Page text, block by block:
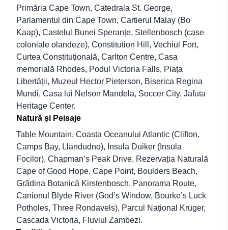
Primăria Cape Town, Catedrala St. George,
Parlamentul din Cape Town, Cartierul Malay (Bo
Kaap), Castelul Bunei Speranțe, Stellenbosch (case
coloniale olandeze), Constitution Hill, Vechiul Fort,
Curtea Constituțională, Carlton Centre, Casa
memorială Rhodes, Podul Victoria Falls, Piața
Libertății, Muzeul Hector Pieterson, Biserica Regina
Mundi, Casa lui Nelson Mandela, Soccer City, Jafuta
Heritage Center.
Natură şi Peisaje
Table Mountain, Coasta Oceanului Atlantic (Clifton,
Camps Bay, Llandudno), Insula Duiker (Insula
Focilor), Chapman’s Peak Drive, Rezervația Naturală
Cape of Good Hope, Cape Point, Boulders Beach,
Grădina Botanică Kirstenbosch, Panorama Route,
Canionul Blyde River (God’s Window, Bourke’s Luck
Potholes, Three Rondavels), Parcul Național Kruger,
Cascada Victoria, Fluviul Zambezi.